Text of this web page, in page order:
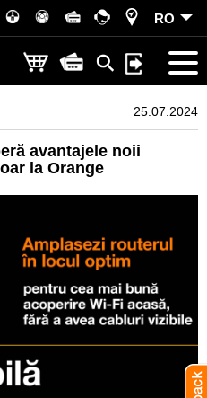
RO
25.07.2024
avantajele noii
la Orange